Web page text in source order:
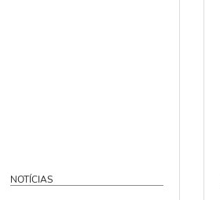
NOTÍCIAS